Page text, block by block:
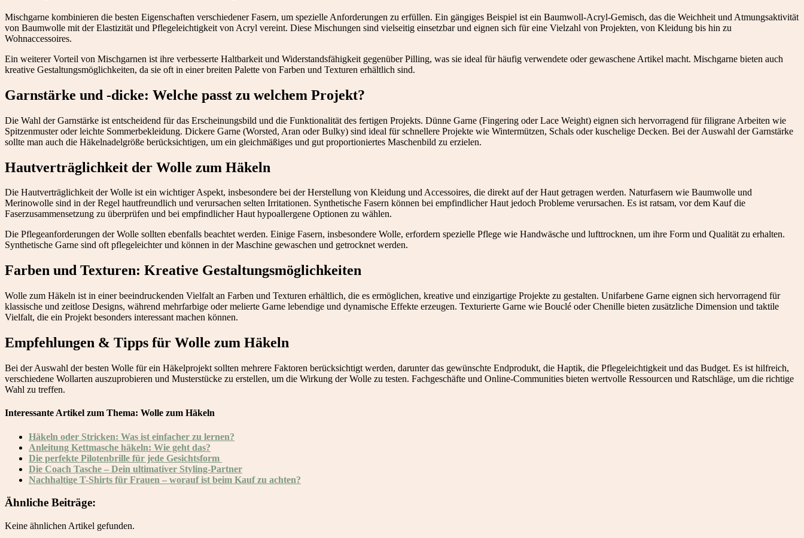
Mischgarne kombinieren die besten Eigenschaften verschiedener Fasern, um spezielle Anforderungen zu erfüllen. Ein gängiges Beispiel ist ein Baumwoll-Acryl-Gemisch, das die Weichheit und Atmungsaktivität
von Baumwolle mit der Elastizität und Pflegeleichtigkeit von Acryl vereint. Diese Mischungen sind vielseitig einsetzbar und eignen sich für eine Vielzahl von Projekten, von Kleidung bis hin zu
Wohnaccessoires.
Ein weiterer Vorteil von Mischgarnen ist ihre verbesserte Haltbarkeit und Widerstandsfähigkeit gegenüber Pilling, was sie ideal für häufig verwendete oder gewaschene Artikel macht. Mischgarne bieten auch
kreative Gestaltungsmöglichkeiten, da sie oft in einer breiten Palette von Farben und Texturen erhältlich sind.
Garnstärke und -dicke: Welche passt zu welchem Projekt?
Die Wahl der Garnstärke ist entscheidend für das Erscheinungsbild und die Funktionalität des fertigen Projekts. Dünne Garne (Fingering oder Lace Weight) eignen sich hervorragend für filigrane Arbeiten wie
Spitzenmuster oder leichte Sommerbekleidung. Dickere Garne (Worsted, Aran oder Bulky) sind ideal für schnellere Projekte wie Wintermützen, Schals oder kuschelige Decken. Bei der Auswahl der Garnstärke
sollte man auch die Häkelnadelgröße berücksichtigen, um ein gleichmäßiges und gut proportioniertes Maschenbild zu erzielen.
Hautverträglichkeit der Wolle zum Häkeln
Die Hautverträglichkeit der Wolle ist ein wichtiger Aspekt, insbesondere bei der Herstellung von Kleidung und Accessoires, die direkt auf der Haut getragen werden. Naturfasern wie Baumwolle und
Merinowolle sind in der Regel hautfreundlich und verursachen selten Irritationen. Synthetische Fasern können bei empfindlicher Haut jedoch Probleme verursachen. Es ist ratsam, vor dem Kauf die
Faserzusammensetzung zu überprüfen und bei empfindlicher Haut hypoallergene Optionen zu wählen.
Die Pflegeanforderungen der Wolle sollten ebenfalls beachtet werden. Einige Fasern, insbesondere Wolle, erfordern spezielle Pflege wie Handwäsche und lufttrocknen, um ihre Form und Qualität zu erhalten.
Synthetische Garne sind oft pflegeleichter und können in der Maschine gewaschen und getrocknet werden.
Farben und Texturen: Kreative Gestaltungsmöglichkeiten
Wolle zum Häkeln ist in einer beeindruckenden Vielfalt an Farben und Texturen erhältlich, die es ermöglichen, kreative und einzigartige Projekte zu gestalten. Unifarbene Garne eignen sich hervorragend für
klassische und zeitlose Designs, während mehrfarbige oder melierte Garne lebendige und dynamische Effekte erzeugen. Texturierte Garne wie Bouclé oder Chenille bieten zusätzliche Dimension und taktile
Vielfalt, die ein Projekt besonders interessant machen können.
Empfehlungen & Tipps für Wolle zum Häkeln
Bei der Auswahl der besten Wolle für ein Häkelprojekt sollten mehrere Faktoren berücksichtigt werden, darunter das gewünschte Endprodukt, die Haptik, die Pflegeleichtigkeit und das Budget. Es ist hilfreich,
verschiedene Wollarten auszuprobieren und Musterstücke zu erstellen, um die Wirkung der Wolle zu testen. Fachgeschäfte und Online-Communities bieten wertvolle Ressourcen und Ratschläge, um die richtige
Wahl zu treffen.
Interessante Artikel zum Thema: Wolle zum Häkeln
Häkeln oder Stricken: Was ist einfacher zu lernen?
Anleitung Kettmasche häkeln: Wie geht das?
Die perfekte Pilotenbrille für jede Gesichtsform
Die Coach Tasche – Dein ultimativer Styling-Partner
Nachhaltige T-Shirts für Frauen – worauf ist beim Kauf zu achten?
Ähnliche Beiträge:
Keine ähnlichen Artikel gefunden.